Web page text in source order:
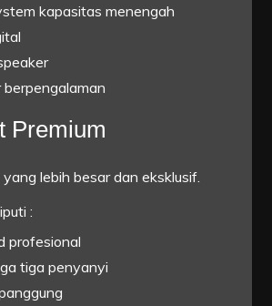
kapasitas menengah
Premium
lebih besar dan eksklusif.
:
profesional
tiga penyanyi